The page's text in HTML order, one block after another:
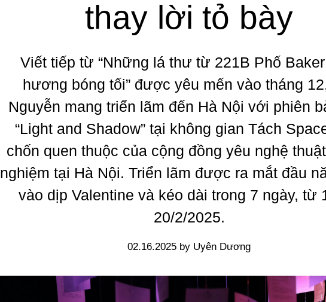
thay lời tỏ bày
Viết tiếp từ “Những lá thư từ 221B Phố
hương bóng tối” được yêu mến vào tháng
Nguyễn mang triển lãm đến Hà Nội với phiên
“Light and Shadow” tại không gian Tách
chốn quen thuộc của cộng đồng yêu nghệ
nghiệm tại Hà Nội. Triển lãm được ra mắt đầu
vào dịp Valentine và kéo dài trong 7 ngày, từ
20/2/2025.
02.16.2025 by Uyên Dương